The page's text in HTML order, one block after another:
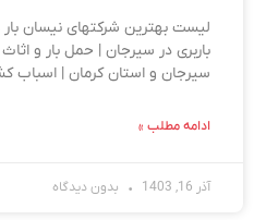
لیست بهترین شرکتهای نیسان
باربری در سیرجان | حمل بار و
سیرجان و استان کرمان | اسباب
ادامه مطلب »
آذر 16, 1403 بدون دیدگاه